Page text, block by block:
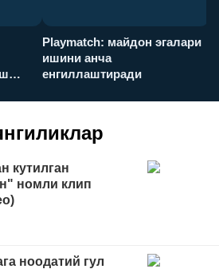
Playmatch: майдон эгалари
ишини анча
енгиллаштиради
кутилган
номли клип
ноодатий гул